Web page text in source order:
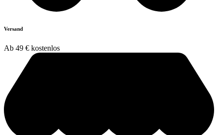
Versand
Ab 49 € kostenlos